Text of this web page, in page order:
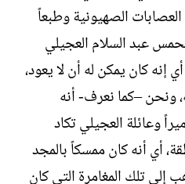
الصهيونية وطبعاً
عبد السلام العجيلي
إنه كان يمكن له أن لا يعود،
ونحن –كما نعرف- أنه
وعائلة العجيلي تكاد
أي أنه كان ممسكاً بالمجد
تلك المغامرة التي كان